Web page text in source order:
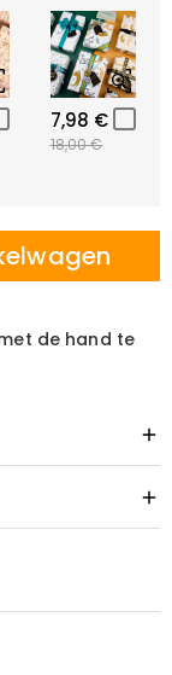
7,98 €
18,00 €
de hand te